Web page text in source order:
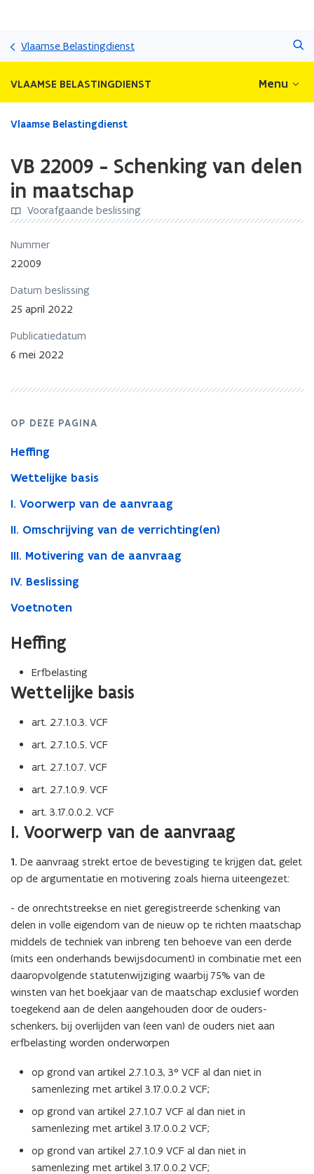
gaan
Vlaamse Belastingdienst
VLAAMSE BELASTINGDIENST Menu
Gedaan
bevindt
zich
op:
VB
22009
Schenking
van
maatschap
Vlaamse Belastingdienst
VB 22009 - Schenking van delen
in maatschap
Voorafgaande beslissing
Nummer
22009
Datum beslissing
25 april 2022
Publicatiedatum
6 mei 2022
OP DEZE PAGINA
Heffing
Wettelijke basis
I. Voorwerp van de aanvraag
II. Omschrijving van de verrichting(en)
III. Motivering van de aanvraag
IV. Beslissing
Voetnoten
Heffing
Erfbelasting
Wettelijke basis
art. 2.7.1.0.3. VCF
art. 2.7.1.0.5. VCF
art. 2.7.1.0.7. VCF
art. 2.7.1.0.9. VCF
art. 3.17.0.0.2. VCF
I. Voorwerp van de aanvraag
1. De aanvraag strekt ertoe de bevestiging te krijgen dat, gelet
op de argumentatie en motivering zoals hierna uiteengezet:
- de onrechtstreekse en niet geregistreerde schenking van
delen in volle eigendom van de nieuw op te richten maatschap
middels de techniek van inbreng ten behoeve van een derde
(mits een onderhands bewijsdocument) in combinatie met een
daaropvolgende statutenwijziging waarbij 75% van de
winsten van het boekjaar van de maatschap exclusief worden
toegekend aan de delen aangehouden door de ouders-
schenkers, bij overlijden van (een van) de ouders niet aan
erfbelasting worden onderworpen
op grond van artikel 2.7.1.0.3, 3° VCF al dan niet in
samenlezing met artikel 3.17.0.0.2 VCF;
op grond van artikel 2.7.1.0.7 VCF al dan niet in
samenlezing met artikel 3.17.0.0.2 VCF;
op grond van artikel 2.7.1.0.9 VCF al dan niet in
samenlezing met artikel 3.17.0.0.2 VCF;